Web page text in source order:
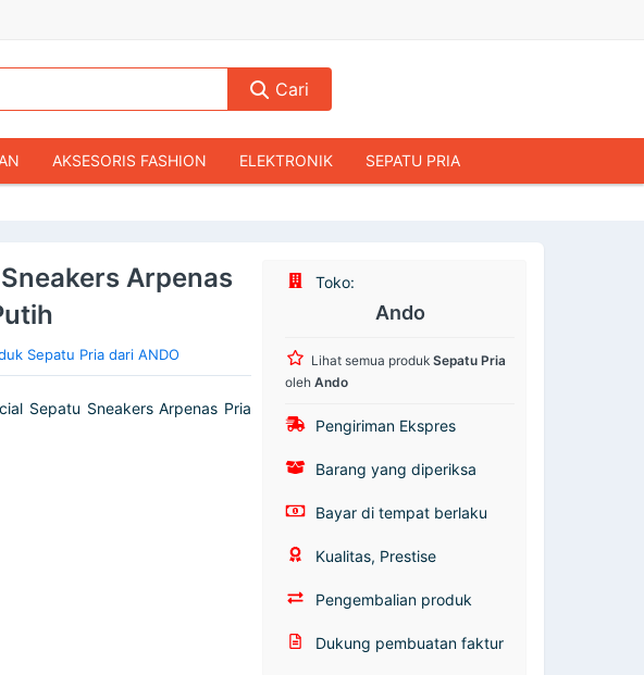
Cari
AKSESORIS FASHION ELEKTRONIK SEPATU PRIA
BUKU & MAJALAH
Arpenas
Sepatu Pria dari ANDO
Sepatu Sneakers Arpenas Pria
Toko:
Ando
Lihat semua produkSepatu Pria
olehAndo
Pengiriman Ekspres
Barang yang diperiksa
Bayar di tempat berlaku
Kualitas, Prestise
Pengembalian produk
Dukung pembuatan faktur